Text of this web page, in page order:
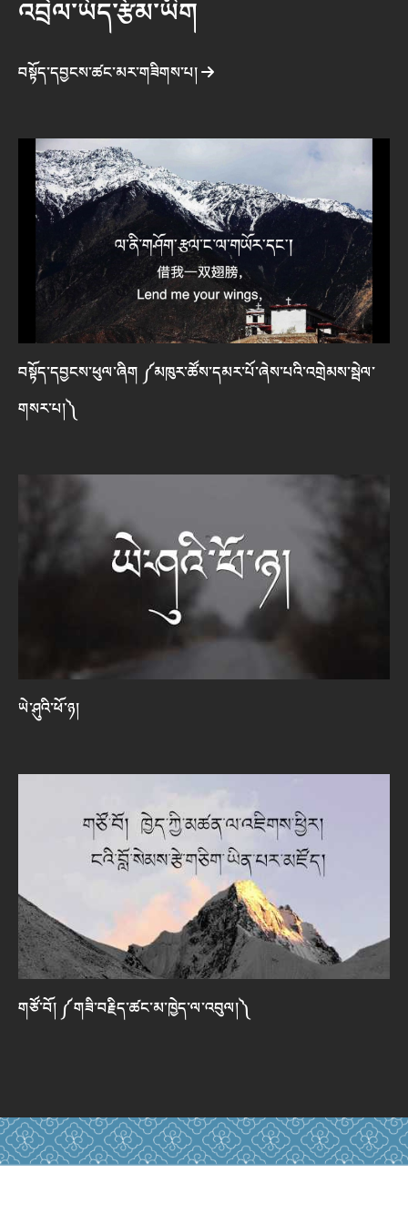
འབྲེལ་ཡོད་རྩོམ་ཡིག
བསྟོད་དབྱངས་ཚང་མར་གཟིགས་པ།
བསྟོད་དབྱངས་ཕུལ་ཞིག ༼མཁུར་ཚོས་དམར་པོ་ཞེས་པའི་འགྲེམས་སྦེལ་
གསར་པ།༽
ཡེ་ཤུའི་ཕོ་ཉ།
གཙོ་བོ། ༼གཟི་བརྗིད་ཚང་མ་ཁྱེད་ལ་འབུལ།༽